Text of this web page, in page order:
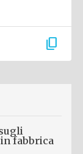
content_copy
fabbrica